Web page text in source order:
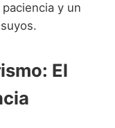
y un
El